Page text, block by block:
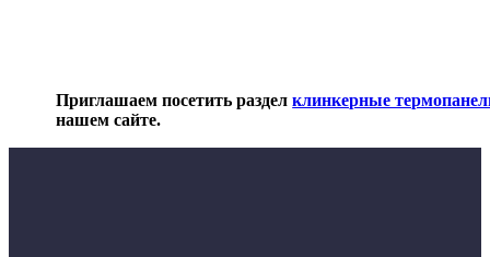
Приглашаем посетить разделклинкерные
нашем сайте.